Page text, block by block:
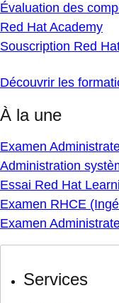
Évaluation des
Red Hat Academy
Souscription Red
Découvrir les
À la une
Examen
Administration
Essai Red Hat
Examen RHCE
Examen
Services